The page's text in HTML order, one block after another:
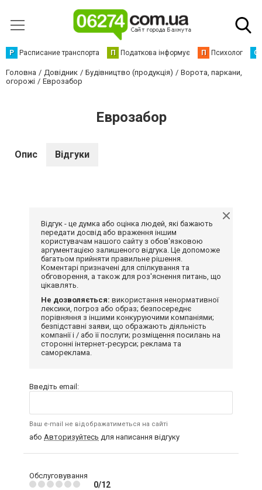
Р Расписание транспорта П Податкова інформує П Психолог С
Головна Довідник Будівництво (продукція)
Ворота, паркани,
огорожі
Еврозабор
Еврозабор
Опис Відгуки
Відгук - це думка або оцінка людей, які бажають
передати досвід або враження іншим
користувачам нашого сайту з обов'язковою
аргументацією залишеного відгука. Це допоможе
багатьом прийняти правильне рішення.
Коментарі призначені для спілкування та
обговорення, а також для роз'яснення питань, що
цікавлять.
Не дозволяється: використання ненормативної
лексики, погроз або образ; безпосереднє
порівняння з іншими конкуруючими компаніями;
безпідставні заяви, що ображають діяльність
компанії і / або її послуги; розміщення посилань на
сторонні інтернет-ресурси; реклама та
самореклама.
Введіть email:
Ваш e-mail не відображатиметься на сайті
або Авторизуйтесь для написання відгуку
Обслуговування
0/12